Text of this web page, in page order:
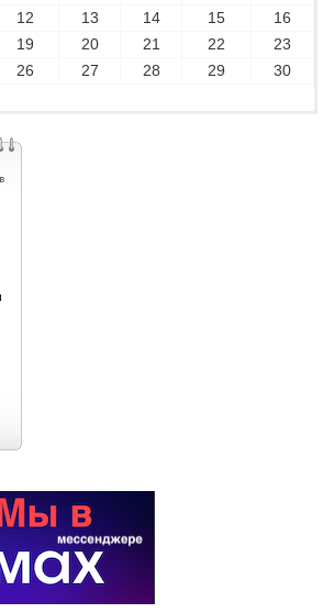
12 13 14 15
16
19 20 21 22
23
26 27 28 29
30